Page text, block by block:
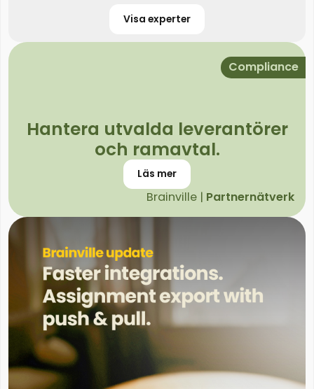
Visa experter
Compliance
Hantera utvalda leverantörer
och ramavtal.
Läs mer
Brainville | Partnernätverk